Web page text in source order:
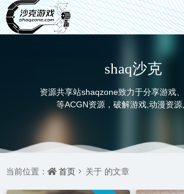
shaq沙克
资源共享站shaqzone致力于分享游戏
等ACGN资源，破解游戏,动漫资
说,ACG,PC游戏,switch游戏,金手指，动
ACGN资讯，520，免费下载，夸克网
源，免费白嫖，并提供网盘
当前位置：
首页 关于 的文章